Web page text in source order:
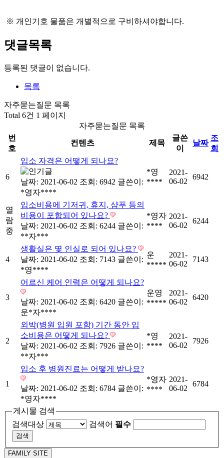
※ 개인기호 물품은 개별적으로 구비하셔야합니다.
댓글목록
등록된 댓글이 없습니다.
목록
자주묻는질문 목록
Total 6건 1 페이지
자주묻는질문 목록
번
호
컨텐츠 제목
글쓴
이
날짜
조
회
6
입소 자격은 어떻게 되나요?
날짜: 2021-06-02 조회: 6942 글쓴이:
*영자****
*영
****
2021-
06-02
6942
열
람
중
입소비용에 기저귀, 휴지, 샴푸 등의
비용이 포함되어 있나요?
날짜: 2021-06-02 조회: 6244 글쓴이:
**자***
*영자
****
2021-
06-02
6244
4
생활실은 몇 인실로 되어 있나요?
날짜: 2021-06-02 조회: 7143 글쓴이:
*영****
운
*****
2021-
06-02
7143
3
어르신 케어 인력은 어떻게 되나요?
날짜: 2021-06-02 조회: 6420 글쓴이:
운*자****
운영
*****
2021-
06-02
6420
2
외박(병원 입원 포함) 기간 동안 입
소비용은 어떻게 되나요?
날짜: 2021-06-02 조회: 7926 글쓴이:
**자***
*영
****
2021-
06-02
7926
1
입소 후 병원진료는 어떻게 받나요?
날짜: 2021-06-02 조회: 6784 글쓴이:
*영자****
*영자
****
2021-
06-02
6784
게시물 검색
검색대상
검색어 필수
FAMILY SITE